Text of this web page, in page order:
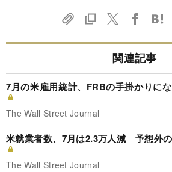
関連記事
7月の米雇用統計、FRBの手掛かりに
The Wall Street Journal
米就業者数、7月は2.3万人減 予想外
The Wall Street Journal